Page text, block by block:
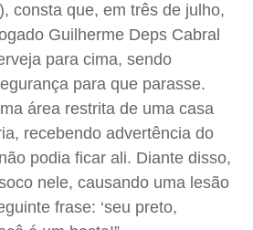
consta que, em três de julho,
Guilherme Deps Cabral
para cima, sendo
para que parasse.
área restrita de uma casa
recebendo advertência do
podia ficar ali. Diante disso,
nele, causando uma lesão
frase: ‘seu preto,